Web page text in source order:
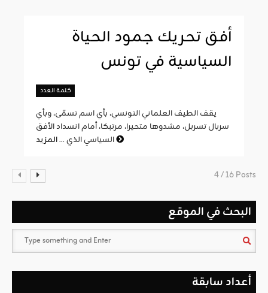
أفق تحريك جمود الحياة
السياسية في تونس
كلمة العدد
يقف الطيف العلماني التونسي، بأي اسم تسمّى، وبأي
سربال تسربل، مشدوها متحيرا، مرتبكا، أمام انسداد الأفق
السياسي الذي ...
4 / 16 Posts
البحث في الموقع
أعداد سابقة